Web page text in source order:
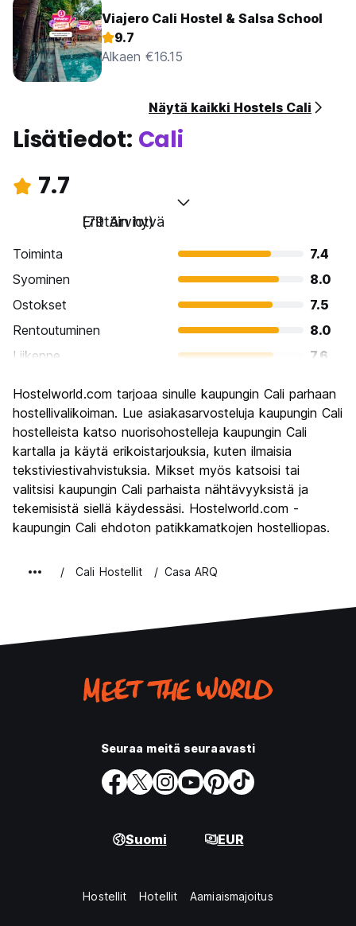
Viajero Cali Hostel & Salsa School
9.7
Alkaen €16.15
Näytä kaikki Hostels Cali
Lisätiedot: Cali
7.7
Erittäin hyvä
(79 Arviot)
Toiminta
7.4
Syominen
8.0
Ostokset
7.5
Rentoutuminen
8.0
Liikenne
7.6
Kulttuuri
7.5
Yöelämä
Rahanarvoinen
Hostelworld.com tarjoaa sinulle kaupungin Cali parhaan
hostellivalikoiman. Lue asiakasarvosteluja kaupungin Cali
hostelleista katso nuorisohostelleja kaupungin Cali
kartalla ja käytä erikoistarjouksia, kuten ilmaisia
tekstiviestivahvistuksia. Mikset myös katsoisi tai
valitsisi kaupungin Cali parhaista nähtävyyksistä ja
tekemisistä siellä käydessäsi. Hostelworld.com -
kaupungin Cali ehdoton patikkamatkojen hostelliopas.
Cali Hostellit Casa ARQ
Seuraa meitä seuraavasti
Suomi EUR
Hostellit Hotellit Aamiaismajoitus